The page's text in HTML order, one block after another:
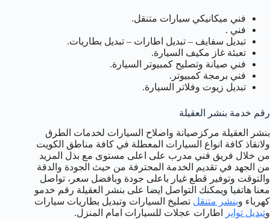
فني ميكانيكي سيارات متنقل.
فني .
تبديل سفايف – تبديل اطارات – تبديل بطاريات.
تعبئة غاز مكيف السيارة.
فني صيانة وتصليح كمبيوتر السيارة.
فني برمجة كمبيوتر.
تبديل زيوت وفلاتر السيارة.
رقم خدمة بنشر العقيلة
بنشر العقيلة مركزصيانة واصلاح السيارات لخدمات الطرق
ولانقاذ كافة انواع السيارات المعطلة في كافة مناطق الكويت
من خلال فريق فني مدرب على اعلى مستوى مع بذل المزيد
من الجهد في تقديم الخدمة المحترفة من حيث الجودة والدقة
والتوقت وتوفير قطع غيار باعلى جودة وبافضل سعر، تواصل
معنا هاتفيا ويمكنك التواصل ايضا على بنشر العقيلة رقم خدمو
كهرباء وبنشر متنقل تصليخ السيارات وتبديل بطاريات سيارات
وتبديل تواير اطارات عجلات للسيارات امام المنزل.